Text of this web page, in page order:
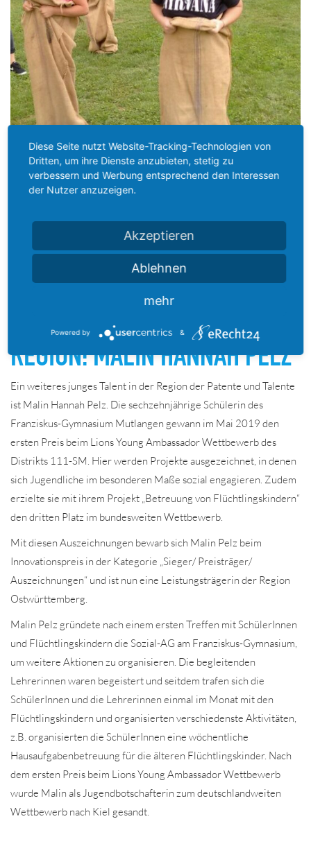
LEISTUNGSTRÄGERIN DER
REGION: MALIN HANNAH PELZ
Ein weiteres junges Talent in der Region der Patente und Talente
ist Malin Hannah Pelz. Die sechzehnjährige Schülerin des
Franziskus-Gymnasium Mutlangen gewann im Mai 2019 den
ersten Preis beim Lions Young Ambassador Wettbewerb des
Distrikts 111-SM. Hier werden Projekte ausgezeichnet, in denen
sich Jugendliche im besonderen Maße sozial engagieren. Zudem
erzielte sie mit ihrem Projekt „Betreuung von Flüchtlingskindern“
den dritten Platz im bundesweiten Wettbewerb.
Mit diesen Auszeichnungen bewarb sich Malin Pelz beim
Innovationspreis in der Kategorie „Sieger/ Preisträger/
Auszeichnungen“ und ist nun eine Leistungsträgerin der Region
Ostwürttemberg.
Malin Pelz gründete nach einem ersten Treffen mit SchülerInnen
und Flüchtlingskindern die Sozial-AG am Franziskus-Gymnasium,
um weitere Aktionen zu organisieren. Die begleitenden
Lehrerinnen waren begeistert und seitdem trafen sich die
SchülerInnen und die Lehrerinnen einmal im Monat mit den
Flüchtlingskindern und organisierten verschiedenste Aktivitäten,
z.B. organisierten die SchülerInnen eine wöchentliche
Hausaufgabenbetreuung für die älteren Flüchtlingskinder. Nach
dem ersten Preis beim Lions Young Ambassador Wettbewerb
wurde Malin als Jugendbotschafterin zum deutschlandweiten
Wettbewerb nach Kiel gesandt.
Diese Seite nutzt Website-Tracking-Technologien von
Dritten, um ihre Dienste anzubieten, stetig zu
verbessern und Werbung entsprechend den Interessen
der Nutzer anzuzeigen.
Akzeptieren
Ablehnen
mehr
Powered by &